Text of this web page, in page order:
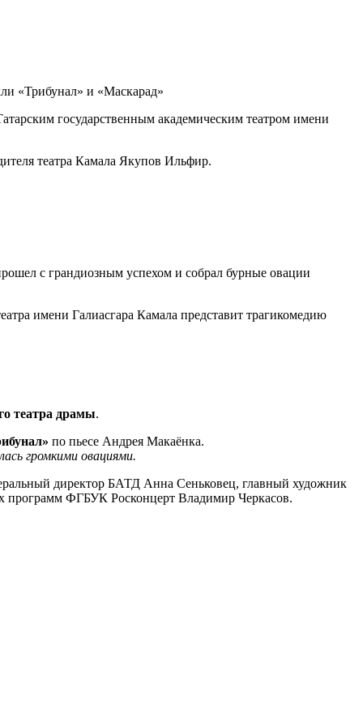
«Трибунал» и «Маскарад»
государственным академическим театром имени
театра Камала Якупов Ильфир.
с грандиозным успехом и собрал бурные овации
имени Галиасгара Камала представит трагикомедию
театра драмы.
по пьесе Андрея Макаёнка.
громкими овациями.
директор БАТД Анна Сеньковец, главный художник
программ ФГБУК Росконцерт Владимир Черкасов.